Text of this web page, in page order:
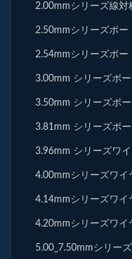
2.00mmシリーズ線対
2.50mmシリーズボー
2.54mmシリーズボー
3.00mm シリーズボ
3.50mm シリーズボ
3.81mm シリーズボ
3.96mm シリーズワ
4.00mmシリーズワイ
4.14mmシリーズワイ
4.20mmシリーズワイ
5.00_7.50mmシリー